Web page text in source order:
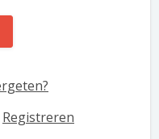
Registreren